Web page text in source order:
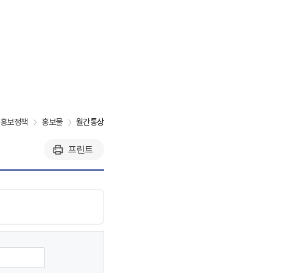
홍보정책 홍보물 월간통상
프린트